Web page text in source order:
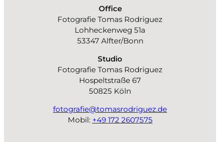
Office
Fotografie Tomas Rodriguez
Lohheckenweg 51a
53347 Alfter/Bonn
Studio
Fotografie Tomas Rodriguez
Hospeltstraße 67
50825 Köln
fotografie@tomasrodriguez.de
Mobil: +49 172 2607575